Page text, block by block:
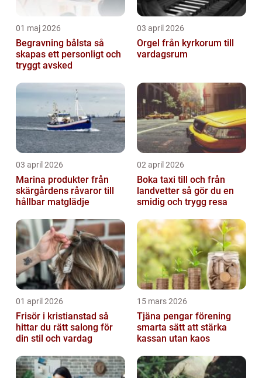
01 maj 2026
Begravning bålsta så
skapas ett personligt och
tryggt avsked
03 april 2026
Orgel från kyrkorum till
vardagsrum
03 april 2026
Marina produkter från
skärgårdens råvaror till
hållbar matglädje
02 april 2026
Boka taxi till och från
landvetter så gör du en
smidig och trygg resa
01 april 2026
Frisör i kristianstad så
hittar du rätt salong för
din stil och vardag
15 mars 2026
Tjäna pengar förening
smarta sätt att stärka
kassan utan kaos